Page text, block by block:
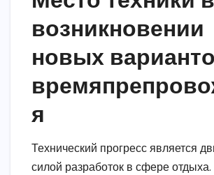
возникновении
новых
я
Технический прогресс является
силой разработок в сфере